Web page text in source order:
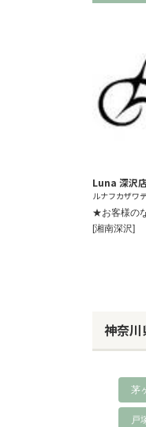
Luna 深沢
ルナフカザワ
★お客様の
[湘南深沢]
神奈川
茅
戸